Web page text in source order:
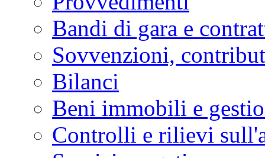
Bandi di gara e
Sovvenzioni,
Bilanci
Beni immobili e
Controlli e rilievi